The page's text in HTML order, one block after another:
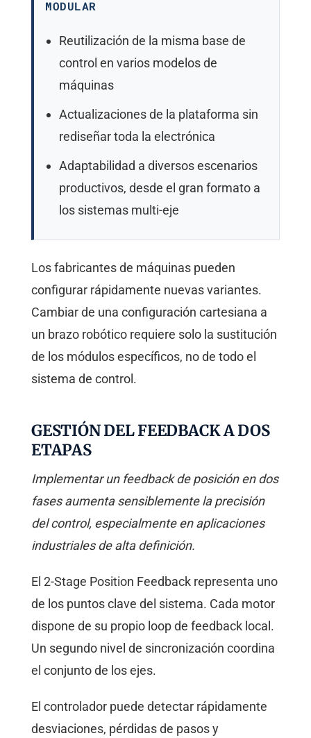
MODULAR
Reutilización de la misma base de
control en varios modelos de
máquinas
Actualizaciones de la plataforma sin
rediseñar toda la electrónica
Adaptabilidad a diversos escenarios
productivos, desde el gran formato a
los sistemas multi-eje
Los fabricantes de máquinas pueden
configurar rápidamente nuevas variantes.
Cambiar de una configuración cartesiana a
un brazo robótico requiere solo la sustitución
de los módulos específicos, no de todo el
sistema de control.
GESTIÓN DEL FEEDBACK A DOS
ETAPAS
Implementar un feedback de posición en dos
fases aumenta sensiblemente la precisión
del control, especialmente en aplicaciones
industriales de alta definición.
El 2-Stage Position Feedback representa uno
de los puntos clave del sistema. Cada motor
dispone de su propio loop de feedback local.
Un segundo nivel de sincronización coordina
el conjunto de los ejes.
El controlador puede detectar rápidamente
desviaciones, pérdidas de pasos y